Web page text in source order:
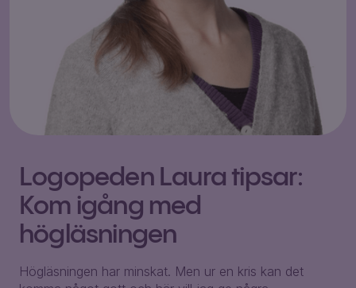
Logopeden Laura tipsar:
Kom igång med
högläsningen
Högläsningen har minskat. Men ur en kris kan det